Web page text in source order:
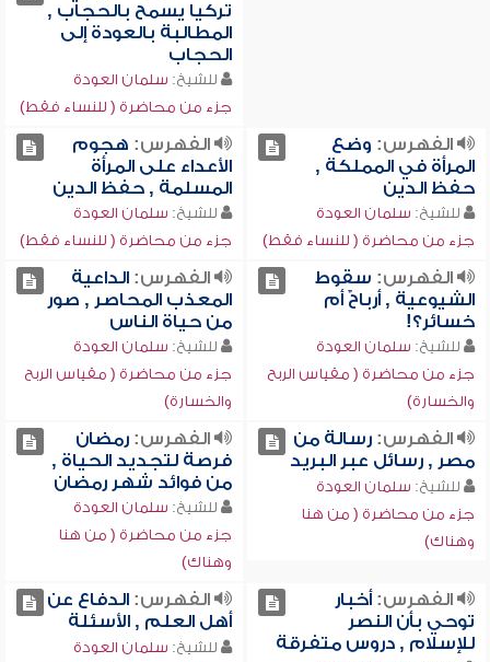
تركيا يسمح بالحجاب ,
المطالبة بالعودة إلى
الحجاب
للشيخ: سلمان العودة
جزء من محاضرة ( للنساء فقط)
الفهرس: وضع
المرأة في المملكة ,
حفظ الدين
للشيخ: سلمان العودة
جزء من محاضرة ( للنساء فقط)
الفهرس: هجوم
الأعداء على المرأة
المسلمة , حفظ الدين
للشيخ: سلمان العودة
جزء من محاضرة ( للنساء فقط)
الفهرس: سقوط
الشيوعية , أرباحٌ أم
خسائر؟!
للشيخ: سلمان العودة
جزء من محاضرة ( مقياس الربح
والخسارة)
الفهرس:الداعية
المعذب المحاصر , صور
من حياة الناس
للشيخ: سلمان العودة
جزء من محاضرة ( مقياس الربح
والخسارة)
الفهرس:رسالة من
مصر , رسائل عبر البريد
للشيخ: سلمان العودة
جزء من محاضرة ( من هنا
وهناك)
الفهرس:رمضان
فرصة لتجديد الحياة ,
من فوائد شهر رمضان
للشيخ: سلمان العودة
جزء من محاضرة ( من هنا
وهناك)
الفهرس:أخبار
توحي بأن النصر
للإسلام , دروس متفرقة
الفهرس:الدفاع عن
أهل العلم , الأسئلة
للشيخ: سلمان العودة